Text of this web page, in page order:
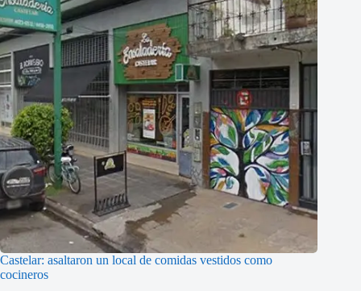
Castelar: asaltaron un local de comidas vestidos como
cocineros